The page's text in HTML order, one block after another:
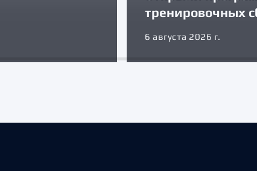
тренировочных
6 августа 2026 г.